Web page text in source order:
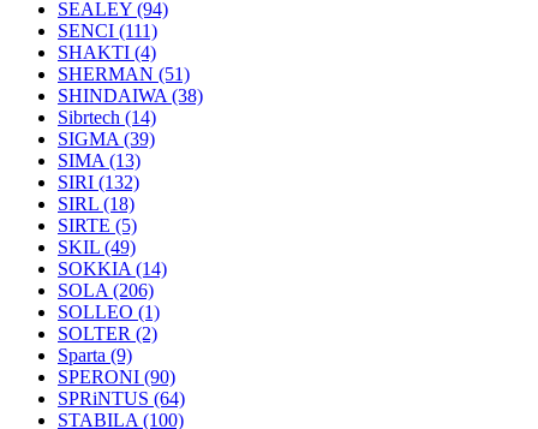
SEALEY (94)
SENCI (111)
SHAKTI (4)
SHERMAN (51)
SHINDAIWA (38)
Sibrtech (14)
SIGMA (39)
SIMA (13)
SIRI (132)
SIRL (18)
SIRTE (5)
SKIL (49)
SOKKIA (14)
SOLA (206)
SOLLEO (1)
SOLTER (2)
Sparta (9)
SPERONI (90)
SPRiNTUS (64)
STABILA (100)